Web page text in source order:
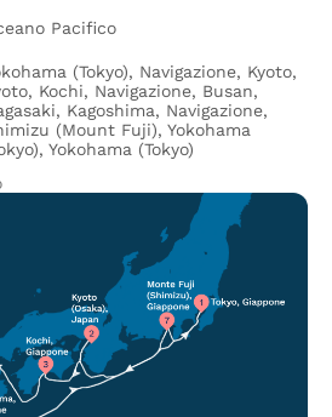
Pacifico
(Tokyo), Navigazione, Kyoto,
Kochi, Navigazione, Busan,
Kagoshima, Navigazione,
(Mount Fuji), Yokohama
Yokohama (Tokyo)